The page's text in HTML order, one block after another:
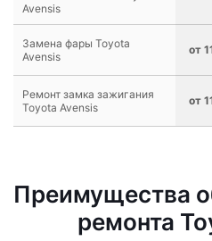
Avensis
Замена фары Toyota
Avensis
от
Ремонт замка зажигания
Toyota Avensis
от
Преимущества
ремонта